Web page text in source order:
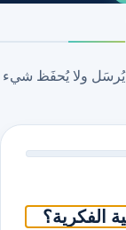
ولا يُحفَظ شيء
الفكرية؟